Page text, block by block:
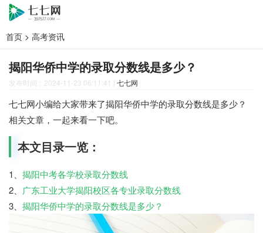
首页 > 高考资讯
揭阳华侨中学的录取分数线是多少？
发布时间：2024-11-23 06:11:41 | 七七网
七七网小编给大家带来了揭阳华侨中学的录取分数线是多少？
相关文章，一起来看一下吧。
本文目录一览：
1、 揭阳中考各学校录取分数线
2、 广东工业大学揭阳校区各专业录取分数线
3、 揭阳华侨中学的录取分数线是多少？